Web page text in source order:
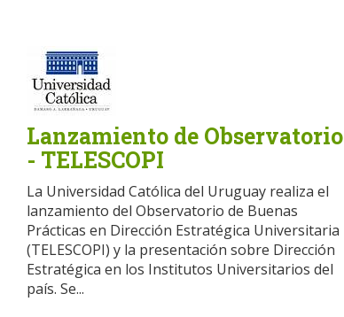
Lanzamiento de Observatorio
- TELESCOPI
La Universidad Católica del Uruguay realiza el
lanzamiento del Observatorio de Buenas
Prácticas en Dirección Estratégica Universitaria
(TELESCOPI) y la presentación sobre Dirección
Estratégica en los Institutos Universitarios del
país. Se...